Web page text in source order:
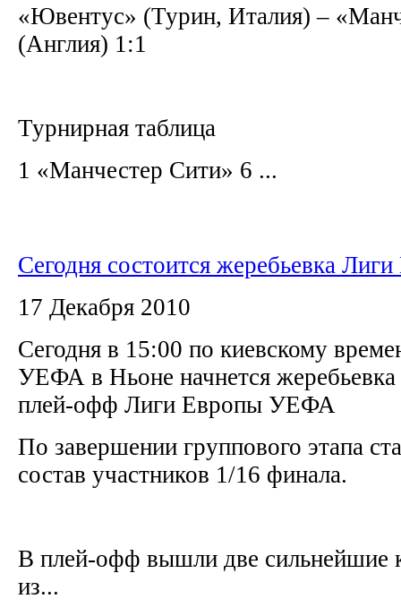
«Ювентус» (Турин, Италия) –
(Англия) 1:1
Турнирная таблица
1 «Манчестер Сити» 6 ...
Сегодня состоится жеребьевка
17 Декабря 2010
Сегодня в 15:00 по киевскому
УЕФА в Ньоне начнется жеребьевка
плей-офф Лиги Европы УЕФА
По завершении группового этапа
состав участников 1/16 финала.
В плей-офф вышли две сильнейшие
из...